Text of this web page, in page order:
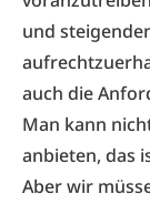
und
auch die
Man kann
anbieten, das
Aber wir